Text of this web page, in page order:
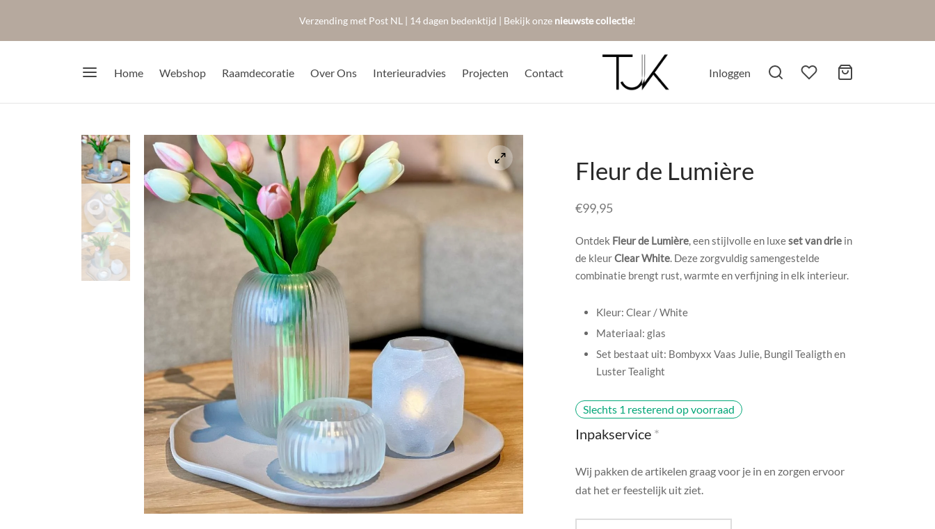
Verzending met Post NL | 14 dagen bedenktijd | Bekijk onze nieuwste collectie!
Home Webshop Raamdecoratie Over Ons Interieuradvies Projecten Contact Inloggen
Fleur de Lumière
€99,95
Ontdek Fleur de Lumière, een stijlvolle en luxeset van drie in
de kleurClear White. Deze zorgvuldig samengestelde
combinatie brengt rust, warmte en verfijning in elk interieur.
Kleur: Clear / White
Materiaal: glas
Set bestaat uit: Bombyxx Vaas Julie, Bungil Tealigth en
Luster Tealight
Slechts 1 resterend op voorraad
Inpakservice *
Wij pakken de artikelen graag voor je in en zorgen ervoor
dat het er feestelijk uit ziet.